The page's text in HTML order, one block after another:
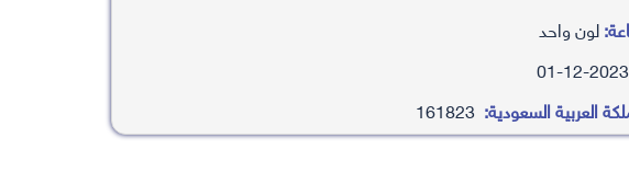
لون واحد
العربية السعودية: